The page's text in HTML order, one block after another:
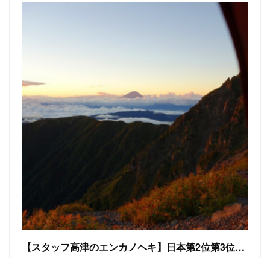
【スタッフ高津のエンカノヘキ】日本第2位第3位の標高を誇る南アルプスの北岳・間ノ岳へテント背負って行ってきました。その3